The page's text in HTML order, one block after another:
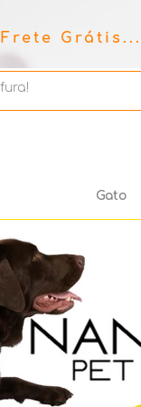
Frete
Gato